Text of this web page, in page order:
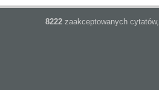
8222 zaakceptowanych cytatów,